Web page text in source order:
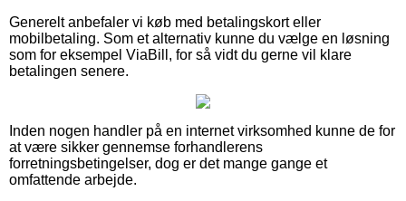
Generelt anbefaler vi køb med betalingskort eller
mobilbetaling. Som et alternativ kunne du vælge en løsning
som for eksempel ViaBill, for så vidt du gerne vil klare
betalingen senere.
Inden nogen handler på en internet virksomhed kunne de for
at være sikker gennemse forhandlerens
forretningsbetingelser, dog er det mange gange et
omfattende arbejde.